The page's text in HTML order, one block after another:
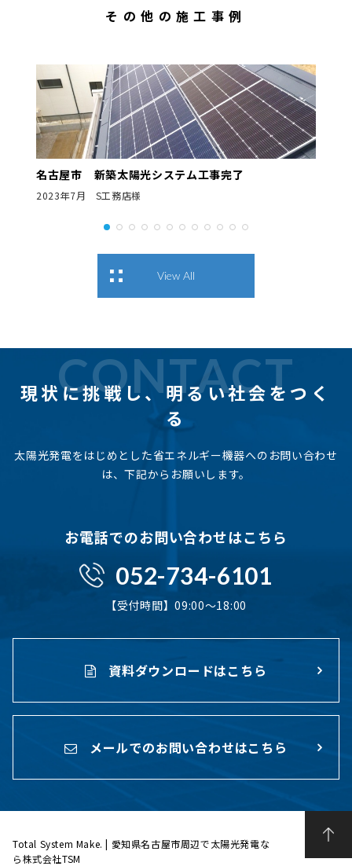
その他の施工事例
名古屋市 新築太陽光システム工事完了
2023年7月 S工務店様
View All
CONTACT
現状に挑戦し、明るい社会をつく
る
太陽光発電をはじめとした省エネルギー機器へのお問い合わせ
は、下記からお願いします。
お電話でのお問い合わせはこちら
052-734-6101
【受付時間】09:00〜18:00
資料ダウンロードはこちら
メールでのお問い合わせはこちら
Total System Make. | 愛知県名古屋市周辺で太陽光発電な
ら株式会社TSM